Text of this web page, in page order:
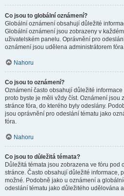
Co jsou to globální oznámení?
Globální oznámení obsahují důležité
Globální oznámení jsou zobrazeny v
uživatelském panelu. Oprávnění pro
oznámení jsou udělena administrátorem
Nahoru
Co jsou to oznámení?
Oznámení často obsahují důležité
proto byste je měli vždy číst. Oznámení jsou
stránce fóra, do kterého byly odeslány.
jsou oprávnění pro odeslání tématu jako
fóra.
Nahoru
Co jsou to důležitá témata?
Důležitá témata jsou zobrazena ve fóru pod
stránce. Často obsahují důležité informace,
možné. Podobně jako u oznámení a
odeslání tématu jako důležitého udělována